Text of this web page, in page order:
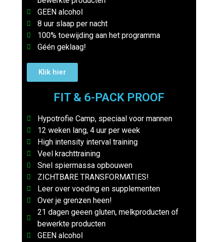
GEEN alcohol
8 uur slaap per nacht
100% toewijding aan het programma
Géén geklaag!
Klik hier
FIT & 6-PACK PROOF
Hypotrofie Camp, speciaal voor mannen
12 weken lang, 4 uur per week
High intensity interval training
Veel krachttraining
Snel spiermassa opbouwen
ZICHTBARE TRANSFORMATIES!
Leer over voeding en supplementen
Over je grenzen heen!
21 dagen geeen gluten, melkproducten of
bewerkte producten
GEEN alcohol